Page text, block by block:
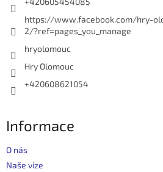
https://www.facebook.com/hry-
2/?ref=pages_you_manage
hryolomouc
Hry Olomouc
+420608621054
Informace
O nás
Naše vize